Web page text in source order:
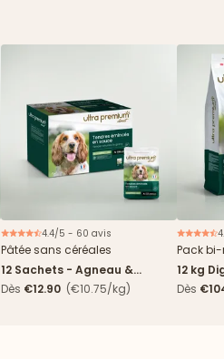
4.4/5 - 60 avis
Pâtée sans céréales
12 Sachets - Agneau &
haricots verts
Dès €12.90 (€10.75/kg)
Pack
12 kg
boîtes
Dès